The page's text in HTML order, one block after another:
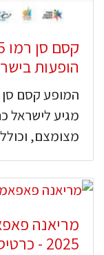
הופעות
מגיע לישראל
מצומצם,
מריאנה
2025 - כרטיסים ולוח הופעות